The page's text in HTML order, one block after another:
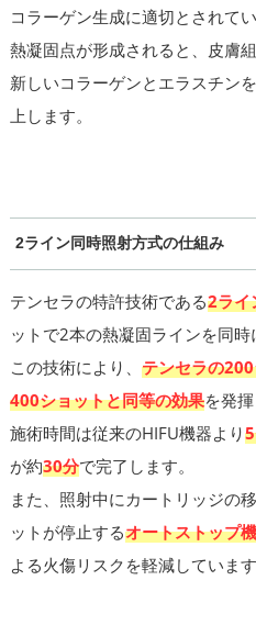
コラーゲン生成に適切とされてい
熱凝固点が形成されると、皮膚
新しいコラーゲンとエラスチン
上します。
2ライン同時照射方式の仕組み
テンセラの特許技術である2ライ
ットで2本の熱凝固ラインを同時
この技術により、 テンセラの
400ショットと同等の効果を発揮
施術時間は従来のHIFU機器より
が約30分で完了します。
また、照射中にカートリッジの
ットが停止するオートストップ
よる火傷リスクを軽減しています